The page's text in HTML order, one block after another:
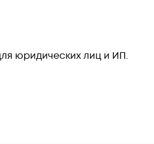
юридических лиц и ИП.